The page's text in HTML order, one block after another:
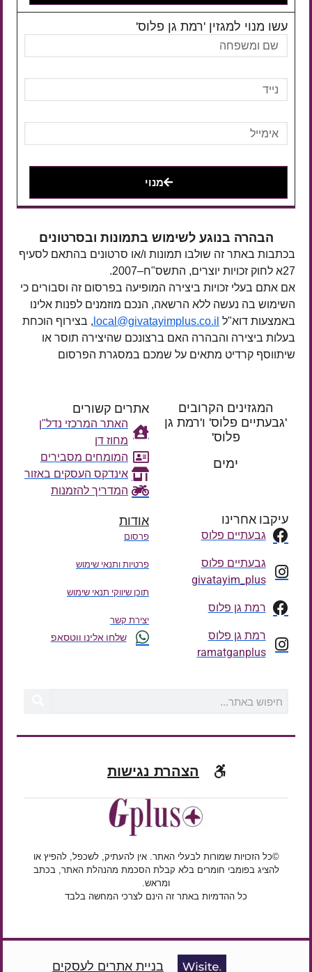
עשו מנוי למגזין 'רמת גן פלוס'
מנוי
הבהרה בנוגע לשימוש בתמונות ובסרטונים
בכתבות באתר זה שולבו תמונות ו/או סרטונים בהתאם לסעיף
27א לחוק זכויות יוצרים, התשס"ח–2007.
אם אתם בעלי זכויות ביצירה המופיעה בפרסום זה וסבורים כי
השימוש בה נעשה ללא הרשאה, הנכם מוזמנים לפנות אלינו
באמצעות דוא"ל local@givatayimplus.co.il , בצירוף הוכחת
בעלות ביצירה והבהרה האם ברצונכם שהיצירה תוסר או
שיתווסף קרדיט מתאים על שמכם במסגרת הפרסום
המגזינים הקרובים
'גבעתיים פלוס' ו'רמת גן
פלוס'
ימים
אתרים קשורים
האתר המרכזי נדל"ן
מחוז דן
המומחים מסבירים
אינדקס העסקים באזור
המדריך להזמנות
עיקבו אחרינו
גבעתיים פלוס
גבעתיים פלוס
givatayim_plus
רמת גן פלוס
רמת גן פלוס
ramatganplus
אודות
פרסום
פרטיות ותנאי שימוש
תוכן שיווקי תנאי שימוש
יצירת קשר
שלחו אלינו ווטסאפ
הצהרת נגישות
©כל הזכויות שמורות לבעלי האתר. אין להעתיק, לשכפל, להפיץ או
להציג בפומבי חומרים בלא קבלת הסכמת מהנהלת האתר, בכתב
ומראש.
כל ההדמיות באתר זה הינם לצרכי המחשה בלבד
בניית אתרים לעסקים